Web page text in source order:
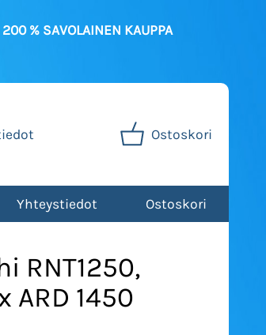
% SAVOLAINEN KAUPPA
Ostoskori
Yhteystiedot Ostoskori
RNT1250,
ARD 1450